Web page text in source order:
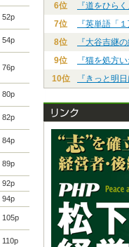
52p
54p
76p
80p
82p
84p
89p
92p
94p
105p
110p
6位
『道をひらく
7位
『英単語「
8位
『大谷吉継
9位
『猫を処方
10位
『きっと明